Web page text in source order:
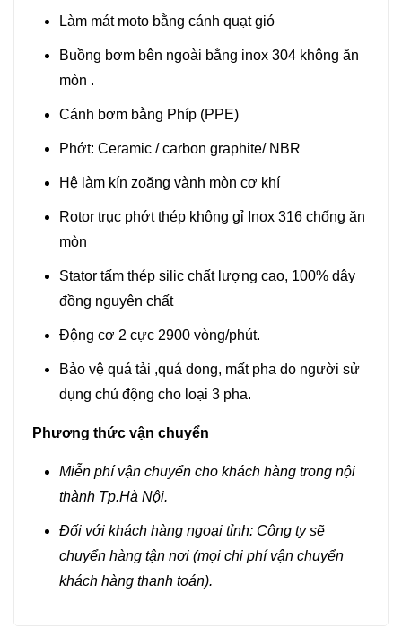
Làm mát moto bằng cánh quạt gió
Buồng bơm bên ngoài bằng inox 304 không ăn
mòn .
Cánh bơm bằng Phíp (PPE)
Phớt: Ceramic / carbon graphite/ NBR
Hệ làm kín zoăng vành mòn cơ khí
Rotor trục phớt thép không gỉ Inox 316 chống ăn
mòn
Stator tấm thép silic chất lượng cao, 100% dây
đồng nguyên chất
Động cơ 2 cực 2900 vòng/phút.
Bảo vệ quá tải ,quá dong, mất pha do người sử
dụng chủ động cho loại 3 pha.
Phương thức vận chuyển
Miễn phí vận chuyển cho khách hàng trong nội
thành Tp.Hà Nội.
Đối với khách hàng ngoại tỉnh: Công ty sẽ
chuyển hàng tận nơi (mọi chi phí vận chuyển
khách hàng thanh toán).